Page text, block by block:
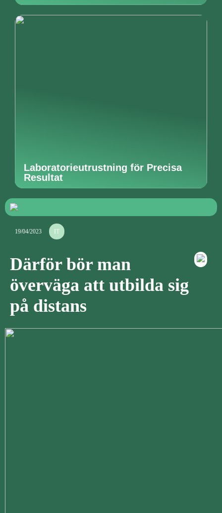
Laboratorieutrustning för Precisa
Resultat
19/04/2023 IT
Därför bör man
överväga att utbilda sig
på distans